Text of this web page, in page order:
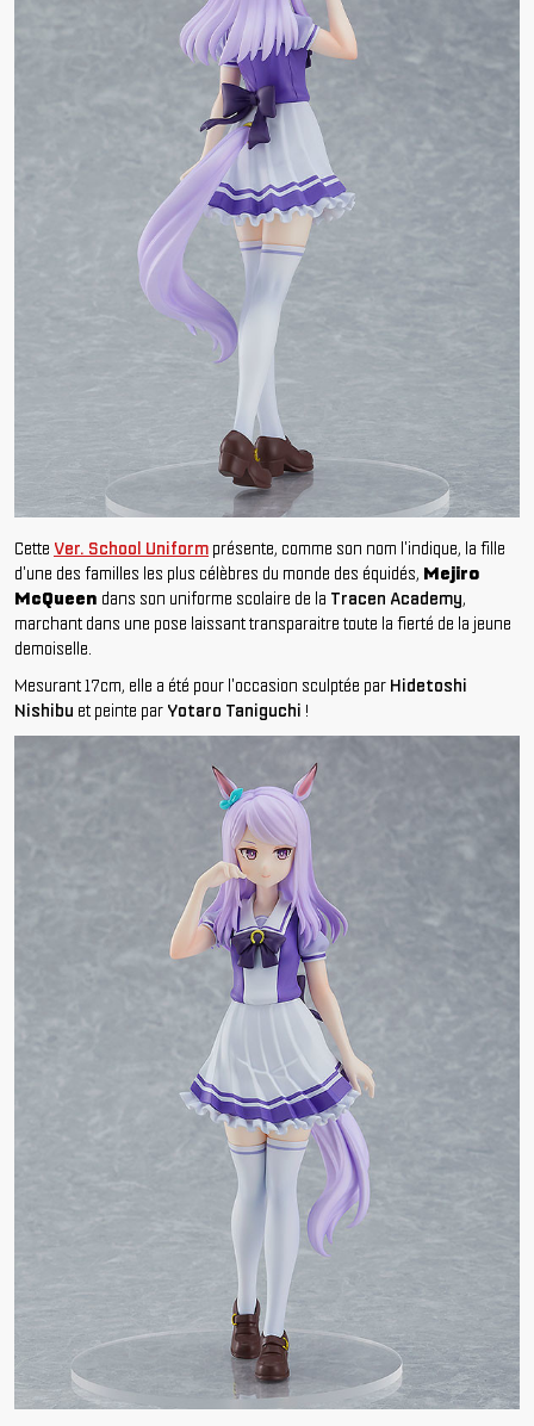
Cette Ver. School Uniform présente, comme son nom l'indique, la fille
d'une des familles les plus célèbres du monde des équidés, Mejiro
McQueen dans son uniforme scolaire de la Tracen Academy,
marchant dans une pose laissant transparaitre toute la fierté de la jeune
demoiselle.
Mesurant 17cm, elle a été pour l'occasion sculptée par Hidetoshi
Nishibu et peinte par Yotaro Taniguchi !